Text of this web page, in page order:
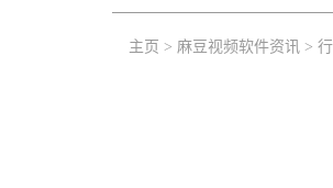
主页 > 麻豆视频软件资讯 >